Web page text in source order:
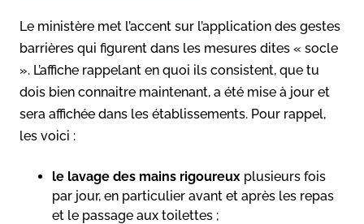
Le ministère met l’accent sur l’application des gestes
barrières qui figurent dans les mesures dites « socle
». L’affiche rappelant en quoi ils consistent, que tu
dois bien connaitre maintenant, a été mise à jour et
sera affichée dans les établissements. Pour rappel,
les voici :
le lavage des mains rigoureux plusieurs fois
par jour, en particulier avant et après les repas
et le passage aux toilettes ;